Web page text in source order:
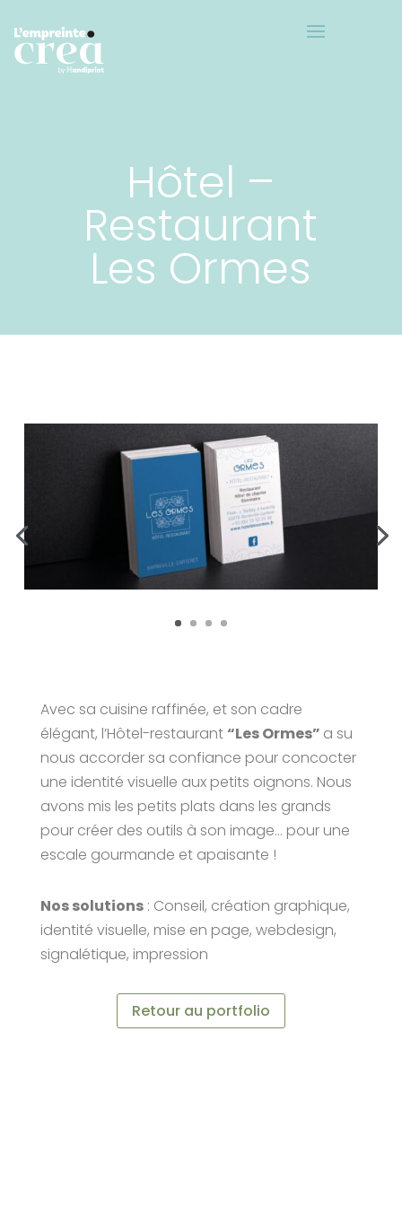
Hôtel –
Restaurant
Les Ormes
Avec sa cuisine raffinée, et son cadre
élégant, l’Hôtel-restaurant “Les Ormes” a su
nous accorder sa confiance pour concocter
une identité visuelle aux petits oignons. Nous
avons mis les petits plats dans les grands
pour créer des outils à son image… pour une
escale gourmande et apaisante !
Nos solutions: Conseil, création graphique,
identité visuelle, mise en page, webdesign,
signalétique, impression
Retour au portfolio